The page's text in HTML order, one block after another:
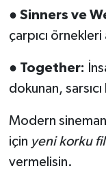
● Sinners ve
çarpıcı örnekleri
● Together:
dokunan,
Modern
için yeni korku
vermelisin.